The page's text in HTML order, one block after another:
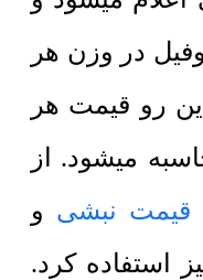
در وزن هر
رو قیمت هر
میشود. از
قیمت نبشی و
استفاده کرد.